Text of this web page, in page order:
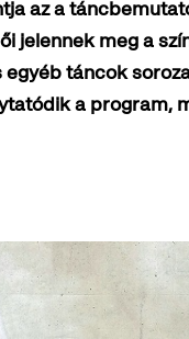
az a
jelennek meg a
táncok
a program,